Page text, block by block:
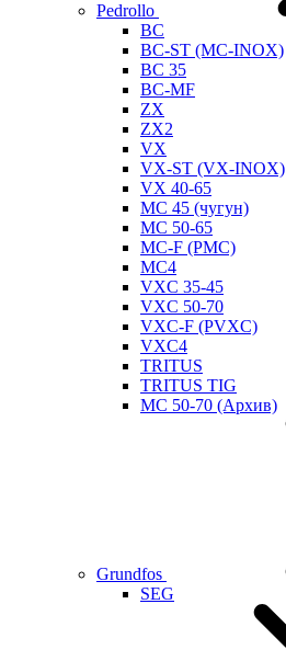
Pedrollo
BC
BC-ST (MC-INOX)
BC 35
BC-MF
ZX
ZX2
VX
VX-ST (VX-INOX)
VX 40-65
MC 45 (чугун)
MC 50-65
MC-F (PMC)
MC4
VXC 35-45
VXC 50-70
VXC-F (PVXC)
VXC4
TRITUS
TRITUS TIG
MC 50-70 (Архив)
Grundfos
SEG